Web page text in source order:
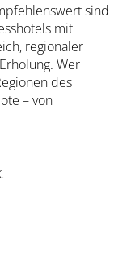
sind
mit
regionaler
Wer
des
– von